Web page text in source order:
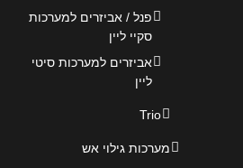
פנל / אביזרים למערכות
סקיי ליין
אביזרים למערכות סיטי
ליין
Trio
מערכות גילוי אש